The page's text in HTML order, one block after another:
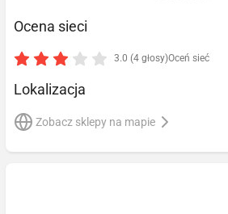
Ocena sieci
3.0 (4 głosy)Oceń sieć
Lokalizacja
Zobacz sklepy na mapie